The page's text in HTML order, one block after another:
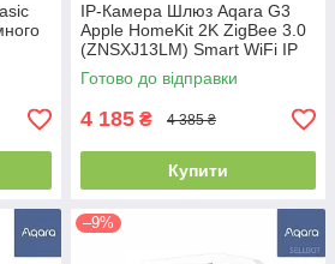
IP-Камера Шлюз Aqara G3
Apple HomeKit 2K ZigBee 3.0
(ZNSXJ13LM) Smart WiFi IP
Camera
Готово до відправки
4 185 ₴ 4 385 ₴
Купити
–9%